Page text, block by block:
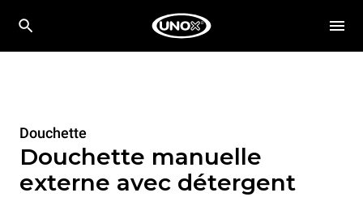
Douchette
Douchette manuelle
externe avec détergent